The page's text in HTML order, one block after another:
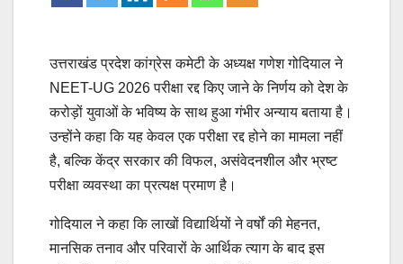
उत्तराखंड प्रदेश कांग्रेस कमेटी के अध्यक्ष गणेश गोदियाल ने
NEET-UG 2026 परीक्षा रद्द किए जाने के निर्णय को देश के
करोड़ों युवाओं के भविष्य के साथ हुआ गंभीर अन्याय बताया है।
उन्होंने कहा कि यह केवल एक परीक्षा रद्द होने का मामला नहीं
है, बल्कि केंद्र सरकार की विफल, असंवेदनशील और भ्रष्ट
परीक्षा व्यवस्था का प्रत्यक्ष प्रमाण है।
गोदियाल ने कहा कि लाखों विद्यार्थियों ने वर्षों की मेहनत,
मानसिक तनाव और परिवारों के आर्थिक त्याग के बाद इस